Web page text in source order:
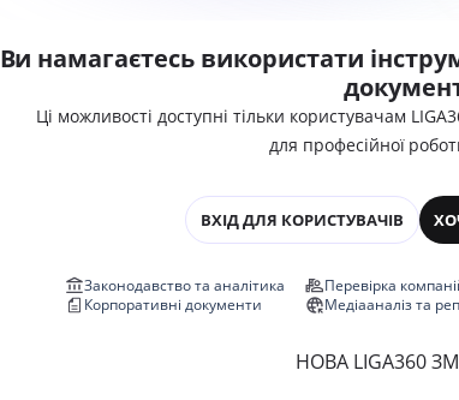
Ви намагаєтесь використати
Ці можливості доступні тільки користувачам
для професійної
ВХІД ДЛЯ КОРИСТУВАЧІВ
Законодавство та аналітика
Корпоративні документи
Перевірка
Медіааналіз та
НОВА LIGA360